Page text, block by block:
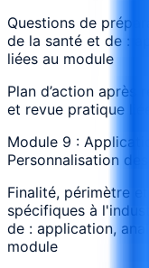
Questions de
de la santé et de :
liées au module
Plan d’action après
et revue pratique
Module 9 :
Personnalisation
Finalité, périmètre
spécifiques à
de : application,
module